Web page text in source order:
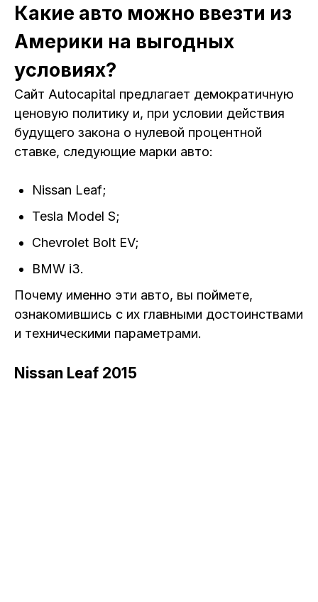
Какие авто можно ввезти из
Америки на выгодных
условиях?
Сайт Autocapital предлагает демократичную
ценовую политику и, при условии действия
будущего закона о нулевой процентной
ставке, следующие марки авто:
Nissan Leaf;
Tesla Model S;
Chevrolet Bolt EV;
BMW i3.
Почему именно эти авто, вы поймете,
ознакомившись с их главными достоинствами
и техническими параметрами.
Nissan Leaf 2015